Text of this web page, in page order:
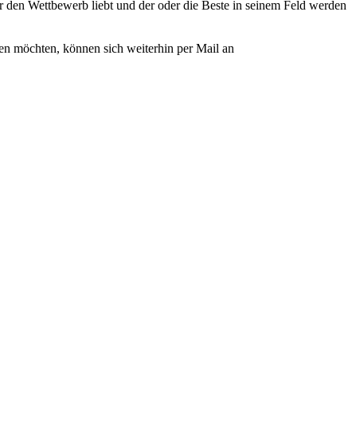
Wettbewerb liebt und der oder die Beste in seinem Feld werden
möchten, können sich weiterhin per Mail an